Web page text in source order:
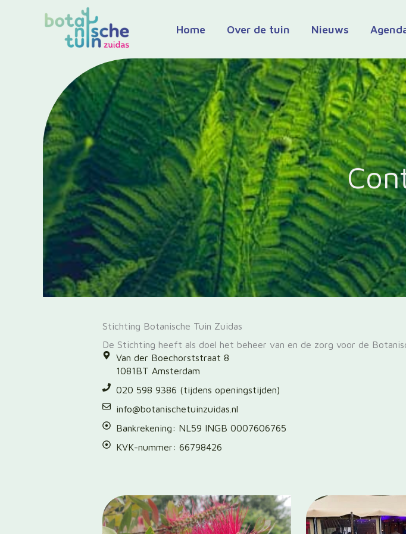
Home Over de tuin Nieuws
Stichting Botanische Tuin Zuidas
De Stichting heeft als doel het beheer van en de zorg voor de
Van der Boechorststraat 8
1081BT Amsterdam
020 598 9386 (tijdens openingstijden)
info@botanischetuinzuidas.nl
Bankrekening: NL59 INGB 0007606765
KVK-nummer: 66798426